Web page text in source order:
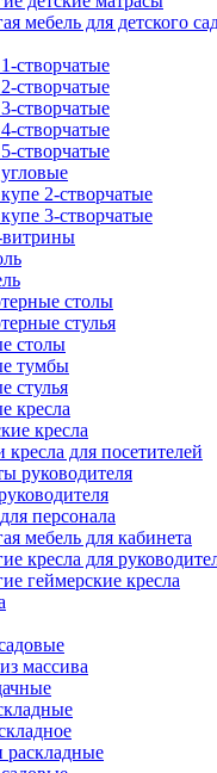
мебель для детского
створчатые
створчатые
створчатые
створчатые
створчатые
2-створчатые
3-створчатые
столы
стулья
столы
тумбы
стулья
кресла
кресла
кресла для посетителей
руководителя
персонала
мебель для кабинета
кресла для
геймерские кресла
массива
раскладные